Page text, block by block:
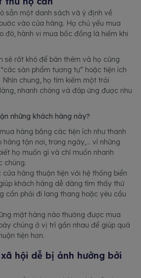
sẵn một danh sách và ý định về
vào cửa hàng. Họ chủ yếu mua
đó, hành vi mua bốc đồng là hiếm khi
sẽ rất khó để bán thêm và họ cũng
sản phẩm tương tự” hoặc tiện ích
chung, họ tìm kiếm một trải
nhanh chóng và đáp ứng được nhu
những khách hàng này?
hàng bằng các tiện ích như thanh
hàng tận nơi, trong ngày,... vì những
họ muốn gì và chỉ muốn nhanh
chúng.
hàng thuận tiện với hệ thống biển
khách hàng dễ dàng tìm thấy thứ
cần phải đi lang thang hoặc yêu cầu
mặt hàng nào thường được mua
chúng ở vị trí gần nhau để giúp quá
tiện hơn.
hội dễ bị ảnh hưởng bởi